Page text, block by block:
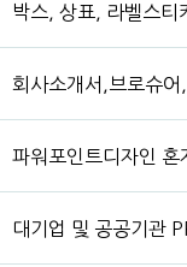
박스, 상표, 라벨스
회사소개서,브로슈
파워포인트디자인
대기업 및 공공기관